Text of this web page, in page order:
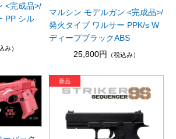
<完成品>/
PP シル
み）
マルシン モデルガン <完成品>/
発火タイプ ワルサー PPK/s W
ディープブラックABS
25,800円
（税込み）